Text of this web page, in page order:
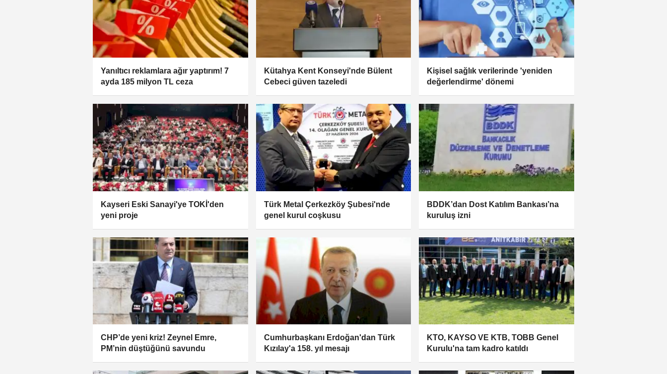
Yanıltıcı reklamlara ağır yaptırım! 7
ayda 185 milyon TL ceza
Kütahya Kent Konseyi'nde Bülent
Cebeci güven tazeledi
Kişisel sağlık verilerinde 'yeniden
değerlendirme' dönemi
Kayseri Eski Sanayi'ye TOKİ'den
yeni proje
Türk Metal Çerkezköy Şubesi'nde
genel kurul coşkusu
BDDK’dan Dost Katılım Bankası’na
kuruluş izni
CHP’de yeni kriz! Zeynel Emre,
PM’nin düştüğünü savundu
Cumhurbaşkanı Erdoğan'dan Türk
Kızılay'a 158. yıl mesajı
KTO, KAYSO VE KTB, TOBB Genel
Kurulu'na tam kadro katıldı